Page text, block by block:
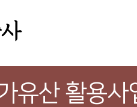
유산 활용사